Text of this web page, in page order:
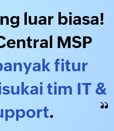
luar biasa!
MSP
fitur
tim IT &
.